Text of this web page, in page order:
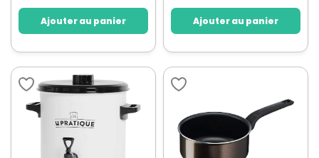
Ajouter au panier Ajouter au panier